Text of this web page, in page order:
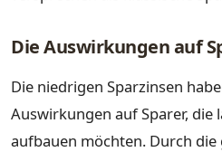
Die Auswirkungen auf
Die niedrigen Sparzinsen
Auswirkungen auf Sparer,
aufbauen möchten. Durch